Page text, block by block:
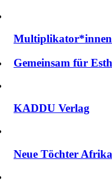
Gemeinsam für
KADDU Verlag
Neue Töchter